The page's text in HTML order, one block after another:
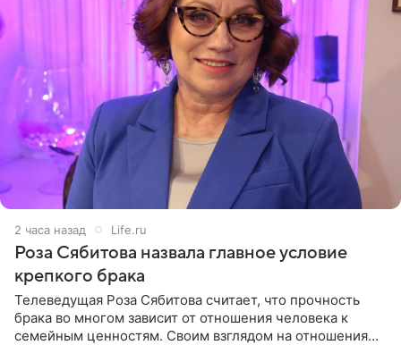
2 часа назад Life.ru
Роза Сябитова назвала главное условие
крепкого брака
Телеведущая Роза Сябитова считает, что прочность
брака во многом зависит от отношения человека к
семейным ценностям. Своим взглядом на отношения